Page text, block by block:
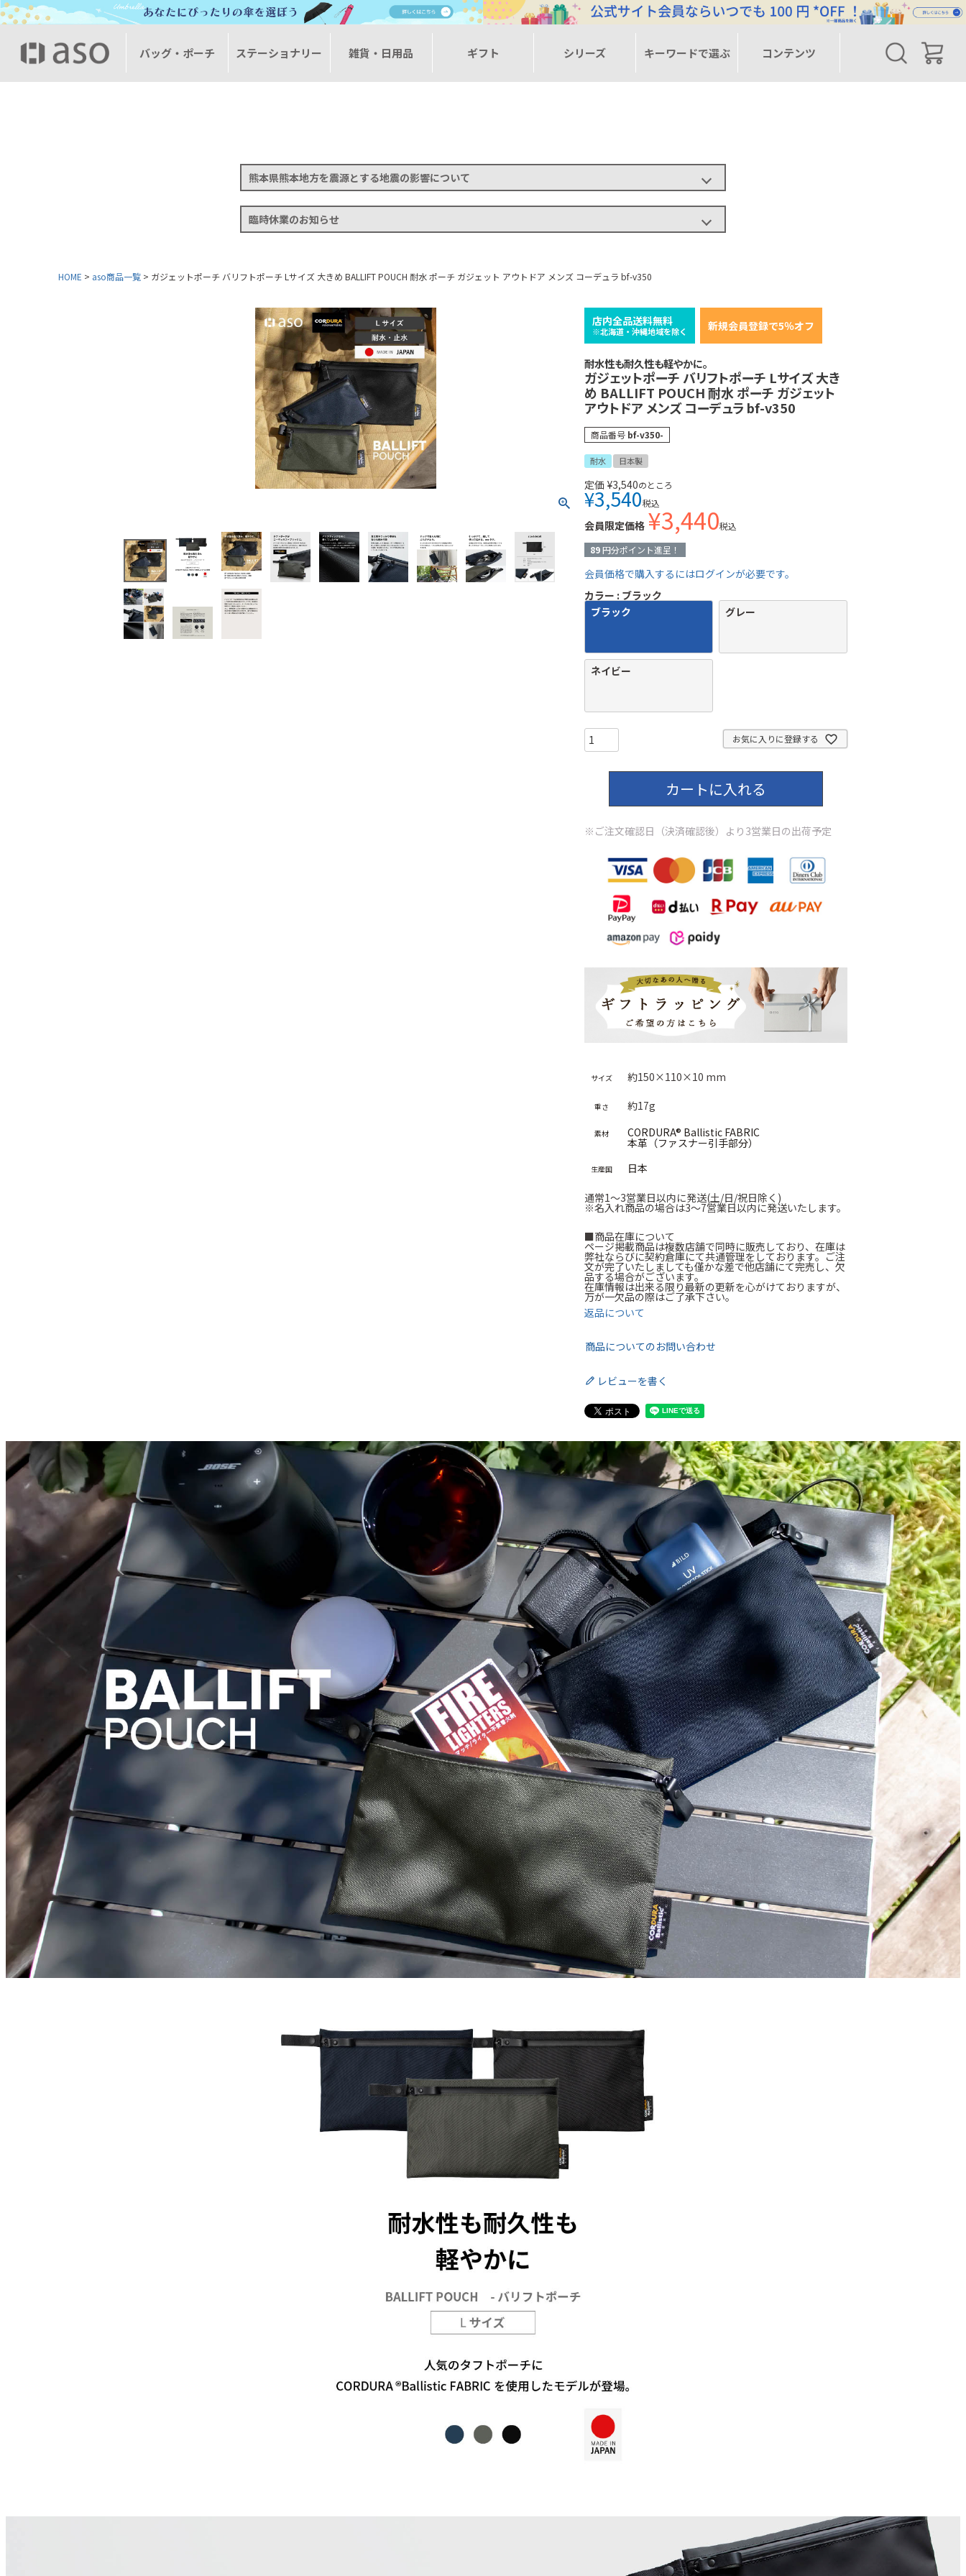
バッグ・ポーチ ステーショナリー 雑貨・日用品 ギフト シリーズ キーワードで選ぶ コンテンツ
熊本県熊本地方を震源とする地震の影響について
臨時休業のお知らせ
HOME aso商品一覧 ガジェットポーチ バリフトポーチ Lサイズ 大きめ BALLIFT POUCH 耐水 ポーチ ガジェット アウトドア メンズ コーデュラ bf-v350
店内全品送料無料
※北海道・沖縄地域を除く 新規会員登録で5％オフ
耐水性も耐久性も軽やかに。
ガジェットポーチ バリフトポーチ Lサイズ 大き
め BALLIFT POUCH 耐水 ポーチ ガジェット
アウトドア メンズ コーデュラ bf-v350
商品番号 bf-v350-
耐水 日本製
定価 ¥3,540のところ
¥3,540税込
会員限定価格 ¥3,440税込
89円分ポイント進呈！
会員価格で購入するにはログインが必要です。
カラー ブラック
ブラック
グレー
ネイビー
お気に入りに登録する
カートに入れる
※ご注文確認日（決済確認後）より3営業日の出荷予定
サイズ 約150×110×10 mm
重さ 約17g
素材 CORDURA® Ballistic FABRIC
本革（ファスナー引手部分）
生産国 日本
通常1～3営業日以内に発送(土/日/祝日除く)
※名入れ商品の場合は3～7営業日以内に発送いたします。
■商品在庫について
ページ掲載商品は複数店舗で同時に販売しており、在庫は
弊社ならびに契約倉庫にて共通管理をしております。ご注
文が完了いたしましても僅かな差で他店舗にて完売し、欠
品する場合がございます。
在庫情報は出来る限り最新の更新を心がけておりますが、
万が一欠品の際はご了承下さい。
返品について
商品についてのお問い合わせ
レビューを書く